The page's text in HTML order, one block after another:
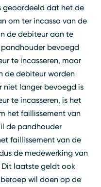
geoordeeld dat het de
om ter incasso van de
de debiteur aan te
bevoegd
te incasseren, maar
de debiteur worden
niet langer bevoegd is
te incasseren, is het
het faillissement van
de pandhouder
faillissement van de
de medewerking van
laatste geldt ook
wil doen op de